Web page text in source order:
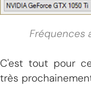
Fréquences
C'est tout pour
très